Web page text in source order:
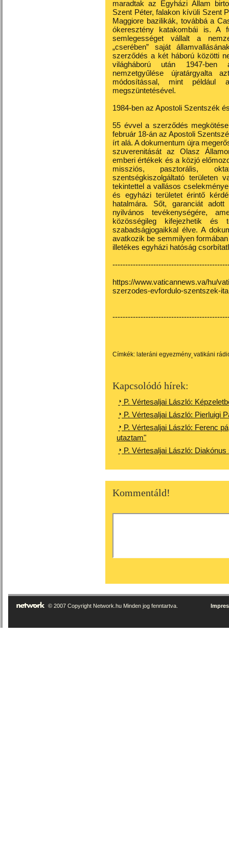
maradtak az Egyházi Állam
Szent Péter, falakon kívüli Szent
Maggiore bazilikák, továbbá a
ókeresztény katakombái is. A
semlegességet vállalt a
„cserében” saját
szerződés a két háború közötti
világháború után 1947-ben
nemzetgyűlése újratárgyalta
módosítással, mint például
megszüntetésével.
1984-ben az Apostoli Szentszék
55 évvel a szerződés
február 18-án az Apostoli
írt alá. A dokumentum újra
szuverenitását az Olasz
emberi értékek és a közjó
missziós, pasztorális,
szentségkiszolgáltató területen
tekintettel a vallásos
és egyházi területet érintő
hatalmára. Sőt, garanciát
nyilvános tevékenységére,
közösségileg kifejezhetik és
szabadságjogaikkal élve. A
avatkozik be semmilyen
illetékes egyházi hatóság
https://www.vaticannews.va/hu/
szerzodes-evfordulo-szentszek-
Címkék: lateráni egyezmény vatikáni
Kapcsolódó hírek:
P. Vértesaljai László:
P. Vértesaljai László: Pierluigi
P. Vértesaljai László: Ferenc
utaztam"
P. Vértesaljai László:
Kommentáld!
© 2007 Copyright Network.hu Minden jog fenntartva.